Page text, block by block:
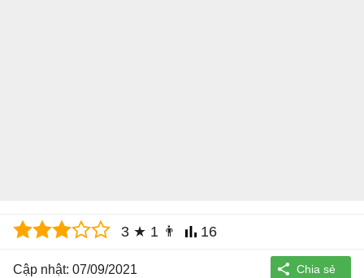
3 ★ 1 👨 16
Cập nhật: 07/09/2021